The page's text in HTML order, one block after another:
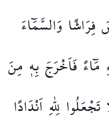
فِرَاشًا وَالسَّمَٓاءَ
مَٓاءً فَاَخْرَجَبِه۪ مِنَ
تَجْعَلُوا لِلّٰهِاَنْدَادًا